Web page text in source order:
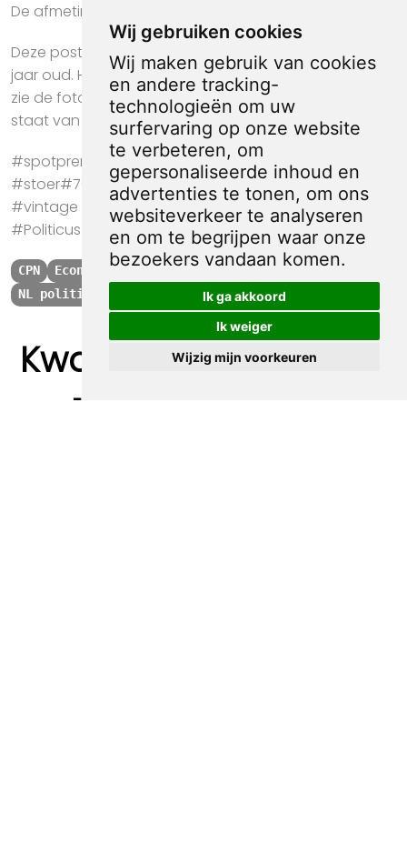
Wij gebruiken cookies
Wij maken gebruik van cookies
en andere tracking-
technologieën om uw
surfervaring op onze website
te verbeteren, om
gepersonaliseerde inhoud en
advertenties te tonen, om ons
websiteverkeer te analyseren
en om te begrijpen waar onze
bezoekers vandaan komen.
Ik ga akkoord
Ik weiger
Wijzig mijn voorkeuren
De afmeting van deze prent is ca. 42 bij 58 centimer.
Deze poster is in gebruikte staat en is meer dan 40
jaar oud. Het papier kan op plekken beschadigd zijn,
zie de foto's voor de details om te zien wat de exacte
staat van de prent is.
#spotprent #propaganda #krant #kunst #cadeau
#stoer#70s #80s #Provo #Antikraak #Anarchisten
#vintage #poster #CPN #Economie #Marcus Bakker
#Politicus
CPN Economie Marcus Bakker
Politicus
NL politiek na 1945
Kwaliteit, zekerheid
en 100% sociaal